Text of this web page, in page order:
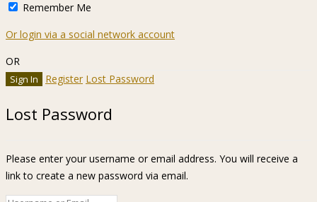
Remember Me
Or login via a social network account
OR
Register Lost Password
Lost Password
Please enter your username or email address. You will receive a
link to create a new password via email.